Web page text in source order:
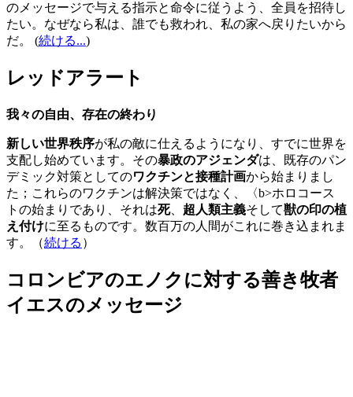
のメッセージで与える指示と命令に従うよう、全員を招待し
たい。なぜなら私は、誰でも救われ、私の家へ戻りたいから
だ。
(続ける...)
レッドアラート
我々の自由、存在の終わり
新しい世界秩序が私の敵に仕えるようになり、すでに世界を
支配し始めています。その暴政のアジェンダは、既存のパン
デミック対策としてのワクチンと接種計画から始まりまし
た；これらのワクチンは解決策ではなく、〈b>ホロコース
トの始まりであり、それは死、 超人類主義そして獣の印の植
え付けに至るものです。数百万の人間がこれに巻き込まれま
す。（続ける ）
コロンビアのエノクに対する善き牧者
イエスのメッセージ